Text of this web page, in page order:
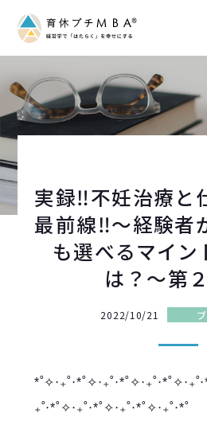
実録‼︎不妊治療と
最前線‼︎〜経験者
も選べるマイン
は？〜第
2022/10/21
₊˚‧*˚✧︎‧₊˚‧*˚✧︎‧₊˚‧*˚✧︎‧₊˚‧*˚